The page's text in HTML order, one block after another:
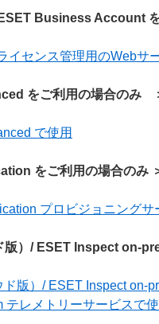
Business Account
イセンス管理用のWebサ
をご利用の場合の
で使用
をご利用の場合のみ
プロビジョニング
版）/ ESET Inspect on-
版）/ ESET Inspect on-
テレメトリーサービスで